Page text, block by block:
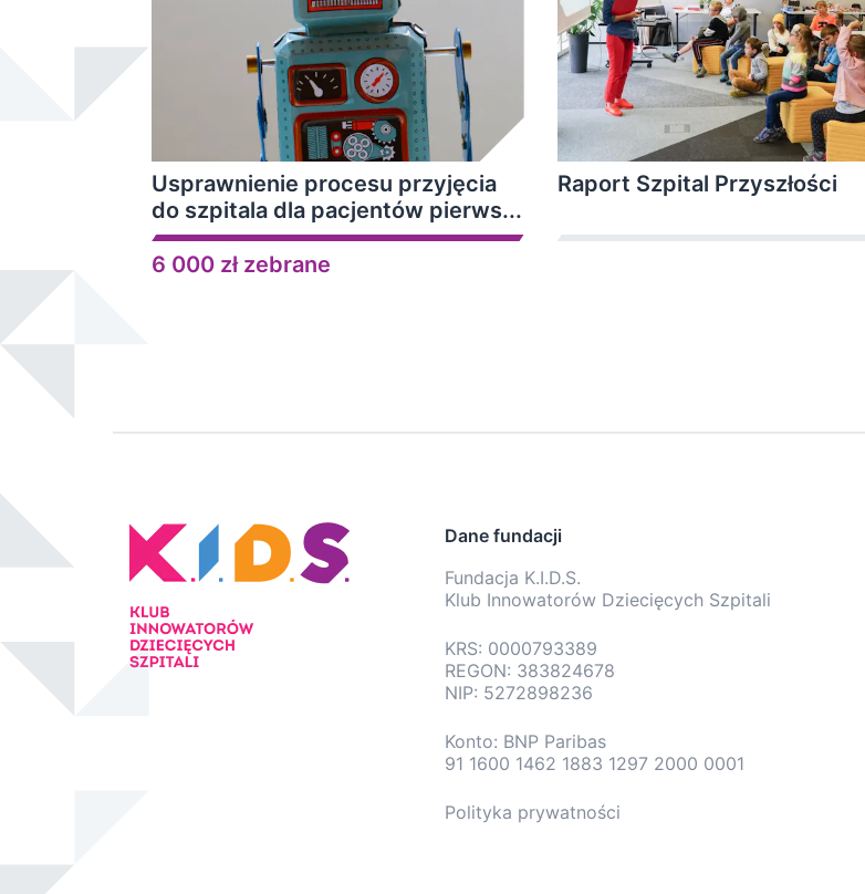
Usprawnienie procesu przyjęcia
do szpitala dla pacjentów pierws...
6 000 zł zebrane
Raport Szpital Przyszłości
Dane fundacji
Fundacja K.I.D.S.
Klub Innowatorów Dziecięcych Szpitali
KRS: 0000793389
REGON: 383824678
NIP: 5272898236
Konto: BNP Paribas
91 1600 1462 1883 1297 2000 0001
Polityka prywatności